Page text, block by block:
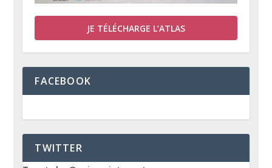
JE TÉLÉCHARGE L’ATLAS
FACEBOOK
TWITTER